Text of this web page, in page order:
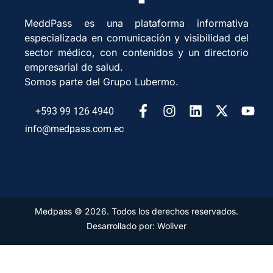
MeddPass es una plataforma informativa
especializada en comunicación y visibilidad del
sector médico, con contenidos y un directorio
empresarial de salud.
Somos parte del Grupo Lubermo.
+593 99 126 4940
info@medpass.com.ec
Medpass © 2026. Todos los derechos reservados.
Desarrollado por: Woliver